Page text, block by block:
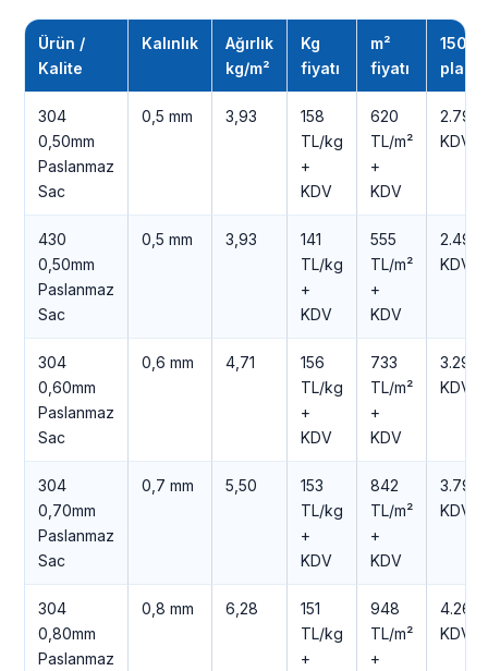
Ürün /
Kalite
Kalınlık
Ağırlık
kg/m²
Kg
fiyatı
m²
fiyatı
plaka
304
0,50mm
Paslanmaz
Sac
0,5 mm 3,93
158
TL/kg
+
KDV
620
TL/m²
+
KDV
2.790
KDV
430
0,50mm
Paslanmaz
Sac
0,5 mm 3,93
141
TL/kg
+
KDV
555
TL/m²
+
KDV
2.499
KDV
304
0,60mm
Paslanmaz
Sac
0,6 mm 4,71
156
TL/kg
+
KDV
733
TL/m²
+
KDV
3.298
KDV
304
0,70mm
Paslanmaz
Sac
0,7 mm 5,50
153
TL/kg
+
KDV
842
TL/m²
+
KDV
3.790
KDV
304
0,80mm
Paslanmaz
0,8 mm 6,28
151
TL/kg
+
948
TL/m²
+
4.264
KDV